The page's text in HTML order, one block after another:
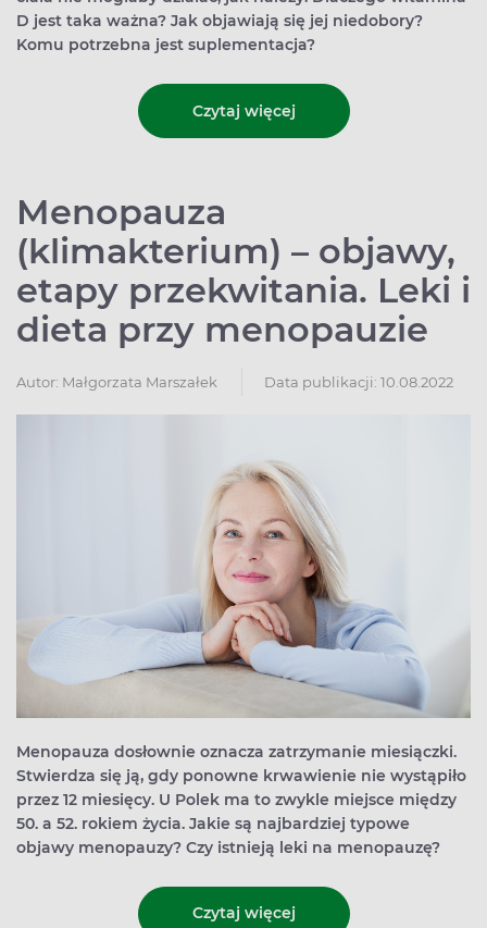
D jest taka ważna? Jak objawiają się jej niedobory?
Komu potrzebna jest suplementacja?
Czytaj więcej
Menopauza
(klimakterium) – objawy,
etapy przekwitania. Leki i
dieta przy menopauzie
Autor: Małgorzata Marszałek Data publikacji: 10.08.2022
Menopauza dosłownie oznacza zatrzymanie miesiączki.
Stwierdza się ją, gdy ponowne krwawienie nie wystąpiło
przez 12 miesięcy. U Polek ma to zwykle miejsce między
50. a 52. rokiem życia. Jakie są najbardziej typowe
objawy menopauzy? Czy istnieją leki na menopauzę?
Czytaj więcej